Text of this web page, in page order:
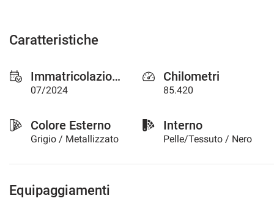
Caratteristiche
Immatricolazione
07/2024
Chilometri
85.420
Colore Esterno
Grigio / Metallizzato
Interno
Pelle/Tessuto / Nero
Equipaggiamenti
di
tracciamento
rimanda
alla
cookie
Puoi
rivedere
tue
scelte